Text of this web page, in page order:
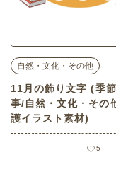
自然・文化・その他
11月の飾り文字 (季
事/自然・文化・その
護イラスト素材)
5